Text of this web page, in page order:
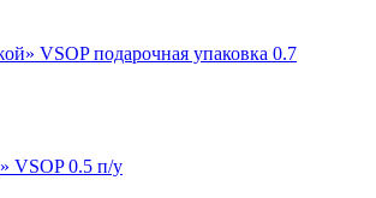
VSOP подарочная упаковка 0.7
VSOP 0.5 п/у